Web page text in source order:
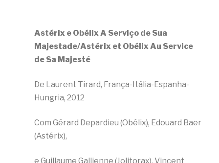
Astérix e Obélix A Serviço de Sua
Majestade/Astérix et Obélix Au Service
de Sa Majesté
De Laurent Tirard, França-Itália-Espanha-
Hungria, 2012
Com Gérard Depardieu (Obélix), Edouard Baer
(Astérix),
e Guillaume Gallienne (Jolitorax), Vincent